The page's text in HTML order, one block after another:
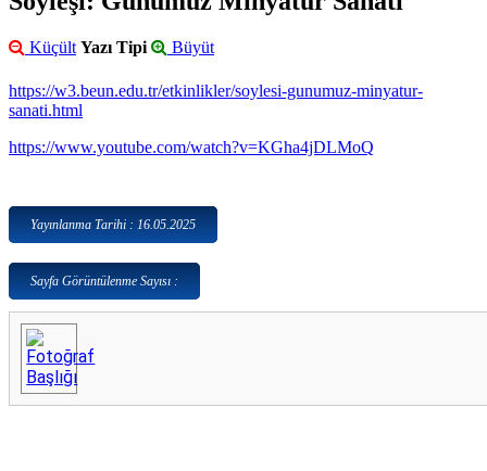
Küçült Yazı Tipi Büyüt
https://w3.beun.edu.tr/etkinlikler/soylesi-gunumuz-minyatur-
sanati.html
https://www.youtube.com/watch?v=KGha4jDLMoQ
Yayınlanma Tarihi : 16.05.2025
Sayfa Görüntülenme Sayısı :